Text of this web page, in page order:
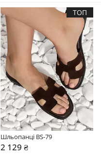
ТОП
Шльопанці BS-79
2 129 ₴